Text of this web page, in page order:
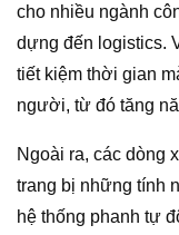
cho nhiều ngành
dựng đến logistics.
tiết kiệm thời gian
người, từ đó tăng
Ngoài ra, các dòng
trang bị những tính
hệ thống phanh tự